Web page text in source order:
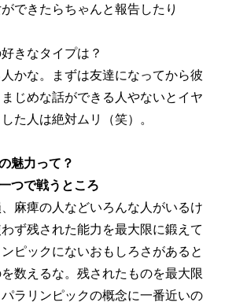
できたらちゃんと報告したり
きなタイプは？
かな。まずは友達になってから彼
じめな話ができる人やないとイヤ
た人は絶対ムリ（笑）。
魅力って？
つで戦うところ
麻痺の人などいろんな人がいるけ
ず残された能力を最大限に鍛えて
ピックにないおもしろさがあると
数えるな。残されたものを最大限
ラリンピックの概念に一番近いの